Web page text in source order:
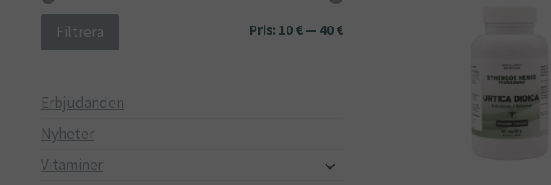
Min
Max
Filtrera Pris: 10 €— 40 €
Erbjudanden
Nyheter
Vitaminer